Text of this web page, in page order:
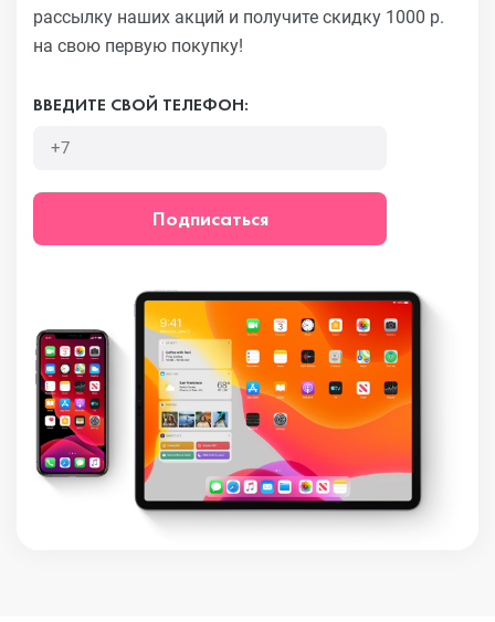
рассылку наших акций и получите скидку 1000 р.
на свою первую покупку!
ВВЕДИТЕ СВОЙ ТЕЛЕФОН:
Подписаться